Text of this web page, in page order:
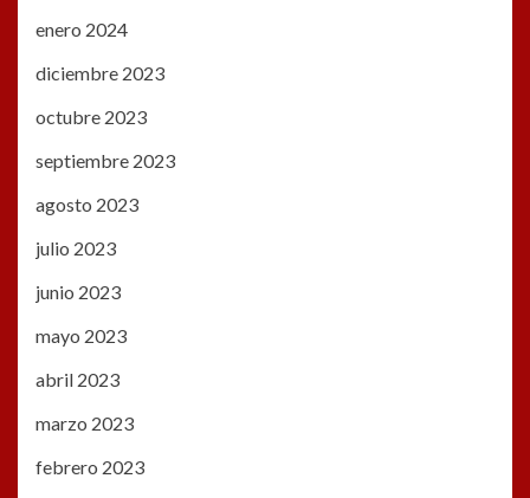
enero 2024
diciembre 2023
octubre 2023
septiembre 2023
agosto 2023
julio 2023
junio 2023
mayo 2023
abril 2023
marzo 2023
febrero 2023